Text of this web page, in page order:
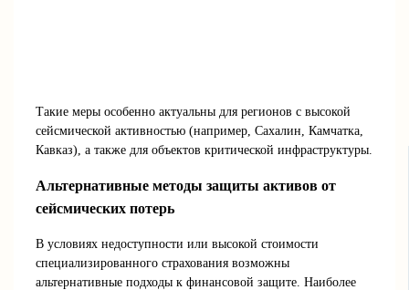
Такие меры особенно актуальны для регионов с высокой
сейсмической активностью (например, Сахалин, Камчатка,
Кавказ), а также для объектов критической инфраструктуры.
Альтернативные методы защиты активов от
сейсмических потерь
В условиях недоступности или высокой стоимости
специализированного страхования возможны
альтернативные подходы к финансовой защите. Наиболее